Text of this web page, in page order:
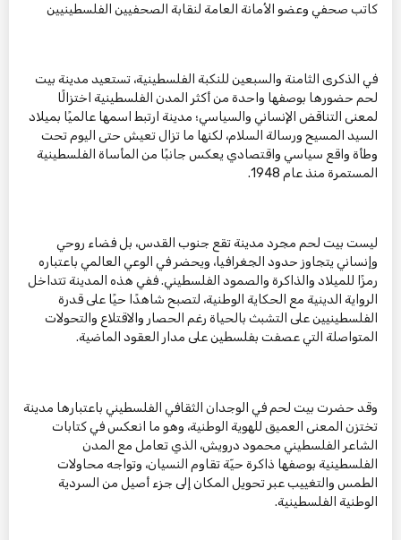
كاتب صحفي وعضو الأمانة العامة لنقابة الصحفيين الفلسطينيين
في الذكرى الثامنة والسبعين للنكبة الفلسطينية، تستعيد مدينة بيت
لحم حضورها بوصفها واحدة من أكثر المدن الفلسطينية اختزالًا
لمعنى التناقض الإنساني والسياسي؛ مدينة ارتبط اسمها عالميًا بميلاد
السيد المسيح ورسالة السلام، لكنها ما تزال تعيش حتى اليوم تحت
وطأة واقع سياسي واقتصادي يعكس جانبًا من المأساة الفلسطينية
المستمرة منذ عام 1948.
ليست بيت لحم مجرد مدينة تقع جنوب القدس، بل فضاء روحي
وإنساني يتجاوز حدود الجغرافيا، ويحضر في الوعي العالمي باعتباره
رمزًا للميلاد والذاكرة والصمود الفلسطيني. ففي هذه المدينة تتداخل
الرواية الدينية مع الحكاية الوطنية، لتصبح شاهدًا حيًا على قدرة
الفلسطينيين على التشبث بالحياة رغم الحصار والاقتلاع والتحولات
المتواصلة التي عصفت بفلسطين على مدار العقود الماضية.
وقد حضرت بيت لحم في الوجدان الثقافي الفلسطيني باعتبارها مدينة
تختزن المعنى العميق للهوية الوطنية، وهو ما انعكس في كتابات
الشاعر الفلسطيني محمود درويش، الذي تعامل مع المدن
الفلسطينية بوصفها ذاكرة حيّة تقاوم النسيان، وتواجه محاولات
الطمس والتغييب عبر تحويل المكان إلى جزء أصيل من السردية
الوطنية الفلسطينية.